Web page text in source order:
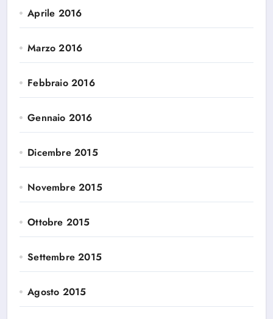
Aprile 2016
Marzo 2016
Febbraio 2016
Gennaio 2016
Dicembre 2015
Novembre 2015
Ottobre 2015
Settembre 2015
Agosto 2015